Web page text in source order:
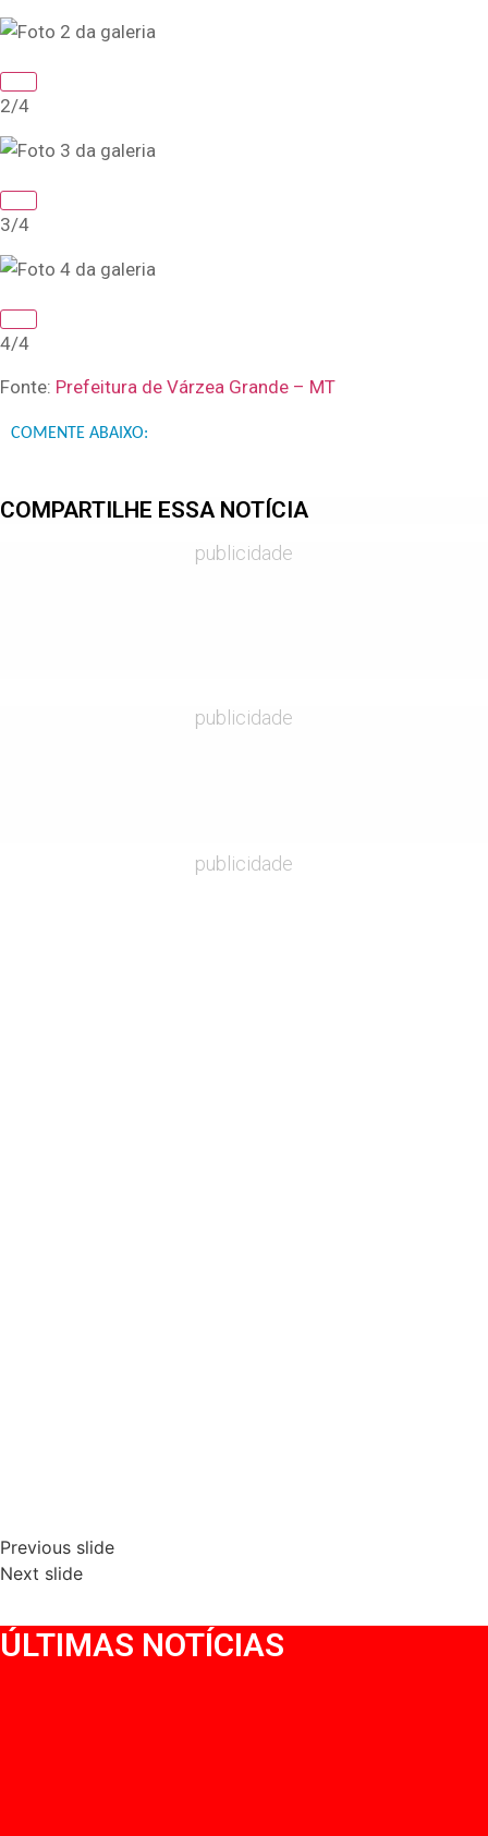
2/4
3/4
4/4
Fonte: Prefeitura de Várzea Grande – MT
COMENTE ABAIXO:
COMPARTILHE ESSA NOTÍCIA
publicidade
publicidade
publicidade
Previous slide
Next slide
ÚLTIMAS NOTÍCIAS